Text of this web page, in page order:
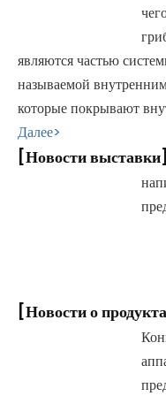
являются частью
называемой
которые покрывают
Далее>
[Новости выставки]
[Новости о